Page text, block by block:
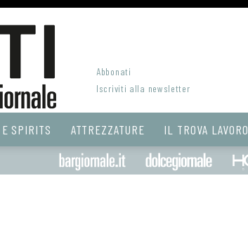
Abbonati
Iscriviti alla newsletter
SPIRITS ATTREZZATURE IL TROVA LAVORO
Bargiornale